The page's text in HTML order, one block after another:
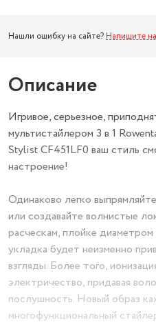
Нашли ошибку на сайте? Напишите
Описание
Игривое, серьезное,
мультистайлером 3 в 1
Stylist CF451LF0 ваш стиль
настроение!
Одинаково легко
или создавайте волнистые
расческам, плойке
укладка будет неизменно
взгляды. Более того,
электричество, придавая
послушность. Новый образ
многофункциональный